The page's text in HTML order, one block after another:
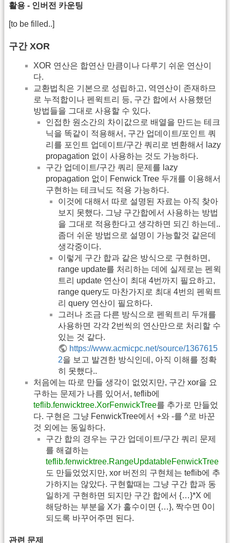
활용 - 인버전 카운팅
[to be filled..]
구간 XOR
XOR 연산은 합연산 만큼이나 다루기 쉬운 연산이
다.
교환법칙은 기본으로 성립하고, 역연산이 존재하므
로 누적합이나 펜윅트리 등, 구간 합에서 사용했던
방법들을 그대로 사용할 수 있다.
인접한 원소간의 차이값으로 배열을 만드는 테크
닉을 똑같이 적용해서, 구간 업데이트/포인트 쿼
리를 포인트 업데이트/구간 쿼리로 변환해서 lazy
propagation 없이 사용하는 것도 가능하다.
구간 업데이트/구간 쿼리 문제를 lazy
propagation 없이 Fenwick Tree 두개를 이용해서
구현하는 테크닉도 적용 가능하다.
이것에 대해서 따로 설명된 자료는 아직 찾아
보지 못했다. 그냥 구간합에서 사용하는 방법
을 그대로 적용한다고 생각하면 되긴 하는데..
좀더 쉬운 방법으로 설명이 가능할것 같은데
생각중이다.
이렇게 구간 합과 같은 방식으로 구현하면,
range update를 처리하는 데에 실제로는 펜윅
트리 update 연산이 최대 4번까지 필요하고,
range query도 마찬가지로 최대 4번의 펜윅트
리 query 연산이 필요하다.
그러나 조금 다른 방식으로 펜윅트리 두개를
사용하면 각각 2번씩의 연산만으로 처리할 수
있는 것 같다.
https://www.acmicpc.net/source/1367615
2을 보고 발견한 방식인데, 아직 이해를 정확
히 못했다..
처음에는 따로 만들 생각이 없었지만, 구간 xor을 요
구하는 문제가 나름 있어서, teflib에
teflib.fenwicktree.XorFenwickTree를 추가로 만들었
다. 구현은 그냥 FenwickTree에서 +와 -를 ^로 바꾼
것 외에는 동일하다.
구간 합의 경우는 구간 업데이트/구간 쿼리 문제
를 해결하는
teflib.fenwicktree.RangeUpdatableFenwickTree
도 만들었었지만, xor 버전의 구현체는 teflib에 추
가하지는 않았다. 구현할때는 그냥 구간 합과 동
일하게 구현하면 되지만 구간 합에서 {…}*X 에
해당하는 부분을 X가 홀수이면 {…}, 짝수면 0이
되도록 바꾸어주면 된다.
관련 문제